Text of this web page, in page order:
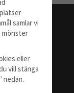
samlar vi
mönster
eller
vill stänga
nedan.